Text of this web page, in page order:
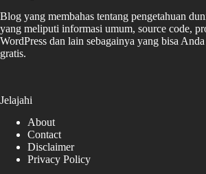
Blog yang membahas tentang pengetahuan
yang meliputi informasi umum, source code,
WordPress dan lain sebagainya yang bisa
gratis.
Jelajahi
About
Contact
Disclaimer
Privacy Policy